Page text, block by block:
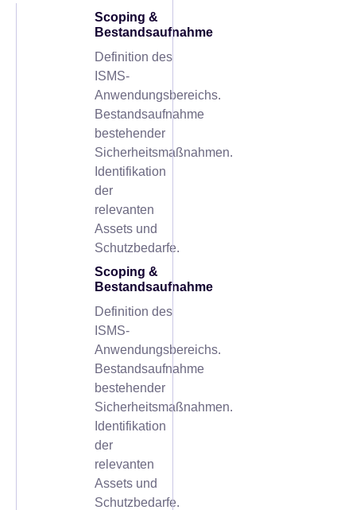
Scoping &
Bestandsaufnahme
Definition des
ISMS-
Anwendungsbereichs.
Bestandsaufnahme
bestehender
Sicherheitsmaßnahmen.
Identifikation
der
relevanten
Assets und
Schutzbedarfe.
Scoping &
Bestandsaufnahme
Definition des
ISMS-
Anwendungsbereichs.
Bestandsaufnahme
bestehender
Sicherheitsmaßnahmen.
Identifikation
der
relevanten
Assets und
Schutzbedarfe.